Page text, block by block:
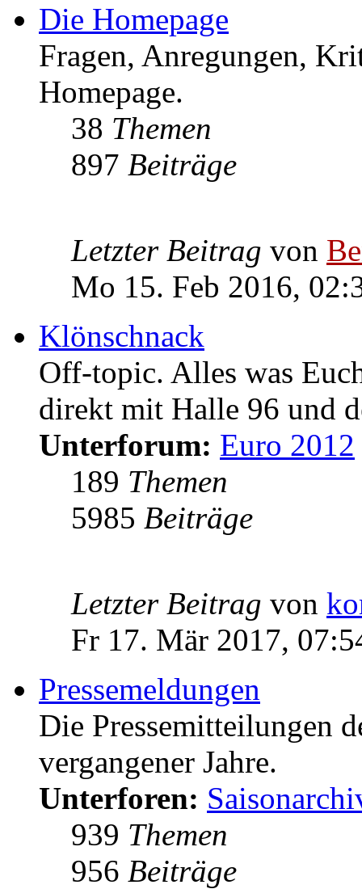
Die Homepage
Fragen, Anregungen,
Homepage.
38 Themen
897 Beiträge
Letzter Beitrag von
Mo 15. Feb 2016,
Klönschnack
Off-topic. Alles was
direkt mit Halle 96 und
Unterforum: Euro 2012
189 Themen
5985 Beiträge
Letzter Beitrag von
Fr 17. Mär 2017,
Pressemeldungen
Die Pressemitteilungen
vergangener Jahre.
Unterforen:
939 Themen
956 Beiträge